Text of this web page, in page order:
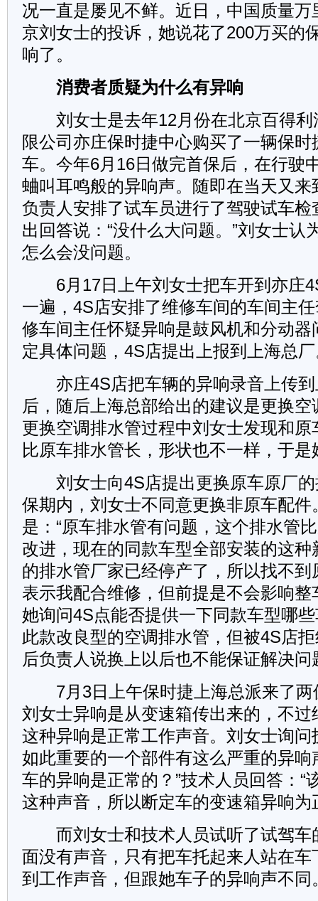
况一直是屡见不鲜。近日，中国质量
京刘女士的投诉，她说花了200万买的
响了。
消费者质疑为什么有异响
刘女士是去年12月份在北京百得利
限公司亦庄保时捷中心购买了一辆保时
车。今年6月16日做完首保后，在行驶
蛐叫耳鸣般的异响声。随即在当天又
负责人安排了试车员进行了驾驶试车
出回答说：“没什么大问题。”刘女士认
怎么会没问题。
6月17日上午刘女士把车开到亦庄
一遍，4S店安排了维修车间的车间主
修车间主任怀疑异响是鼓风机和分动
定具体问题，4S店提出上报到上海总
亦庄4S店把车辆的异响录音上传到
后，随后上海总部给出的建议是更换
更换空调排水管过程中刘女士发现和
比原车排水管长，形状也不一样，于
刘女士向4S店提出更换原车原厂的
保期内，刘女士不同意更换非原车配
是：“原车排水管有问题，这个排水管
改进，现在的同款车型全部安装的这
的排水管厂家已经停产了，所以找不到
表示我配合维修，但前提是不会影响
她询问4S点能否提供一下同款车型哪
此款改良型的空调排水管，但被4S店
后负责人说换上以后也不能保证解决问
7月3日上午保时捷上海总派来了两
刘女士异响是从变速箱传出来的，不
这种异响是正常工作声音。刘女士询问
如此重要的一个部件有这么严重的异
车的异响是正常的？”技术人员回答：“
这种声音，所以断定车的变速箱异响为
而刘女士和技术人员试听了试驾车
面没有声音，只有把车托起来人站在
到工作声音，但跟她车子的异响声不同